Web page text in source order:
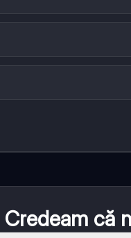
Credeam că